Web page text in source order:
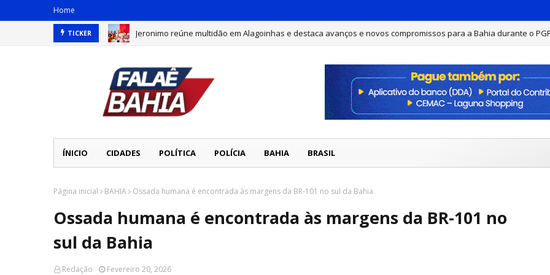
Home
TICKER
Jeronimo reúne multidão em Alagoinhas e destaca avanços e novos compromissos para a Bahia durante o
TIRADO DE CASA! Dono de ferro-velho é morto a tiros em Feira de Santana DESTAQUE
ÍNICIO CIDADES POLÍTICA POLÍCIA BAHIA BRASIL
Página inicial BAHIA Ossada humana é encontrada às margens da BR-101 no sul da Bahia
Ossada humana é encontrada às margens da BR-101 no
sul da Bahia
Redação Fevereiro 20, 2026